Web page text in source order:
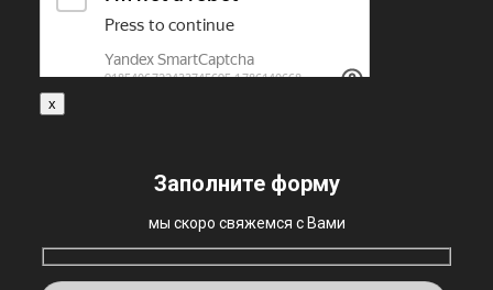
x
Заполните форму
мы скоро свяжемся с Вами